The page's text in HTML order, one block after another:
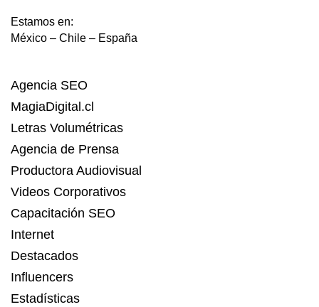
Estamos en:
México – Chile – España
Agencia SEO
MagiaDigital.cl
Letras Volumétricas
Agencia de Prensa
Productora Audiovisual
Videos Corporativos
Capacitación SEO
Internet
Destacados
Influencers
Estadísticas